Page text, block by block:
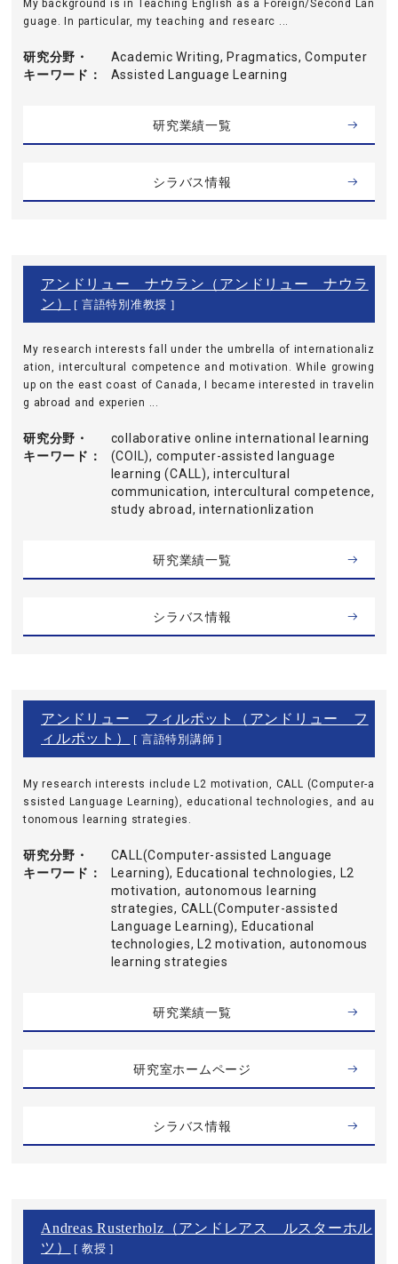
My background is in Teaching English as a Foreign/Second Lan
guage. In particular, my teaching and researc ...
研究分野・
キーワード
Academic Writing, Pragmatics, Computer
Assisted Language Learning
研究業績一覧
シラバス情報
アンドリュー ナウラン（アンドリュー ナウラ
ン）
[ 言語特別准教授 ]
My research interests fall under the umbrella of internationaliz
ation, intercultural competence and motivation. While growing
up on the east coast of Canada, I became interested in travelin
g abroad and experien ...
研究分野・
キーワード
collaborative online international learning
(COIL), computer-assisted language
learning (CALL), intercultural
communication, intercultural competence,
study abroad, internationlization
研究業績一覧
シラバス情報
アンドリュー フィルポット（アンドリュー フ
ィルポット）
[ 言語特別講師 ]
My research interests include L2 motivation, CALL (Computer-a
ssisted Language Learning), educational technologies, and au
tonomous learning strategies.
研究分野・
キーワード
CALL(Computer-assisted Language
Learning), Educational technologies, L2
motivation, autonomous learning
strategies, CALL(Computer-assisted
Language Learning), Educational
technologies, L2 motivation, autonomous
learning strategies
研究業績一覧
研究室ホームページ
シラバス情報
Andreas Rusterholz（アンドレアス ルスターホル
ツ）
[ 教授 ]